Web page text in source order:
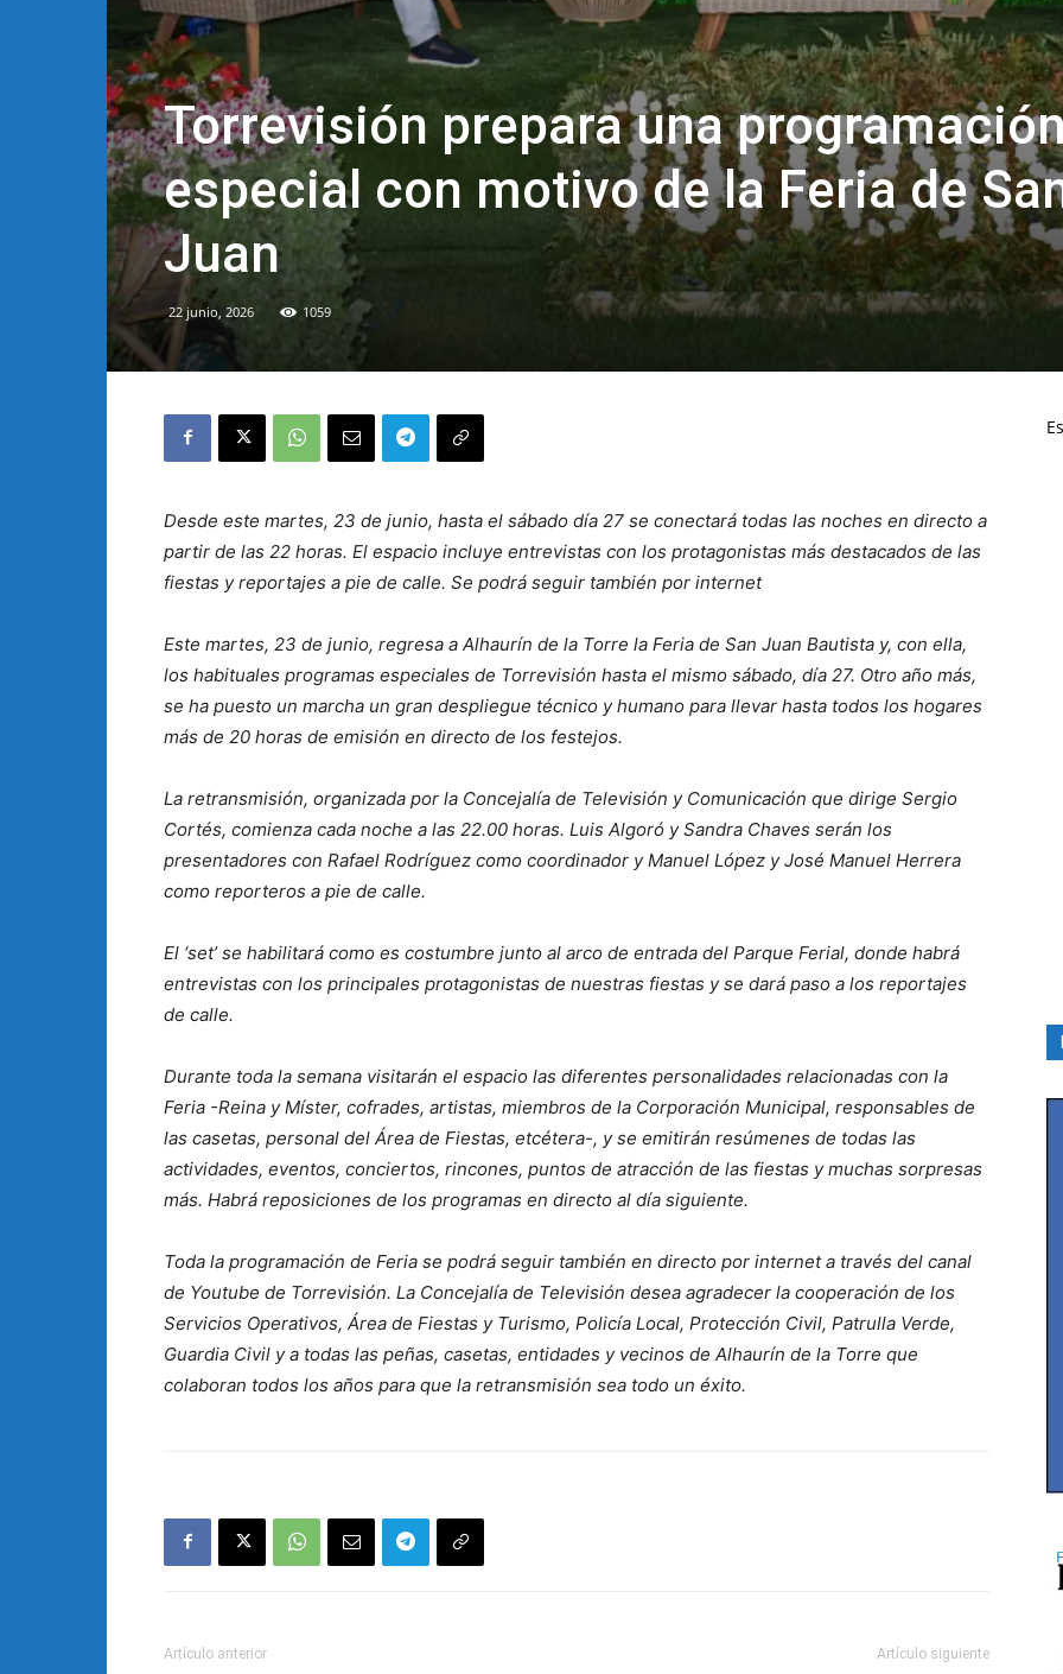
Torrevisión prepara una
especial con motivo de la Feria de
Juan
22 junio, 2026 1059
Desde este martes, 23 de junio, hasta el sábado día 27 se conectará todas las noches en directo a
partir de las 22 horas. El espacio incluye entrevistas con los protagonistas más destacados de las
fiestas y reportajes a pie de calle. Se podrá seguir también por internet
Este martes, 23 de junio, regresa a Alhaurín de la Torre la Feria de San Juan Bautista y, con ella,
los habituales programas especiales de Torrevisión hasta el mismo sábado, día 27. Otro año más,
se ha puesto un marcha un gran despliegue técnico y humano para llevar hasta todos los hogares
más de 20 horas de emisión en directo de los festejos.
La retransmisión, organizada por la Concejalía de Televisión y Comunicación que dirige Sergio
Cortés, comienza cada noche a las 22.00 horas. Luis Algoró y Sandra Chaves serán los
presentadores con Rafael Rodríguez como coordinador y Manuel López y José Manuel Herrera
como reporteros a pie de calle.
El ‘set’ se habilitará como es costumbre junto al arco de entrada del Parque Ferial, donde habrá
entrevistas con los principales protagonistas de nuestras fiestas y se dará paso a los reportajes
de calle.
Durante toda la semana visitarán el espacio las diferentes personalidades relacionadas con la
Feria -Reina y Míster, cofrades, artistas, miembros de la Corporación Municipal, responsables de
las casetas, personal del Área de Fiestas, etcétera-, y se emitirán resúmenes de todas las
actividades, eventos, conciertos, rincones, puntos de atracción de las fiestas y muchas sorpresas
más. Habrá reposiciones de los programas en directo al día siguiente.
Toda la programación de Feria se podrá seguir también en directo por internet a través del canal
de Youtube de Torrevisión. La Concejalía de Televisión desea agradecer la cooperación de los
Servicios Operativos, Área de Fiestas y Turismo, Policía Local, Protección Civil, Patrulla Verde,
Guardia Civil y a todas las peñas, casetas, entidades y vecinos de Alhaurín de la Torre que
colaboran todos los años para que la retransmisión sea todo un éxito.
Artículo anterior Artículo siguiente